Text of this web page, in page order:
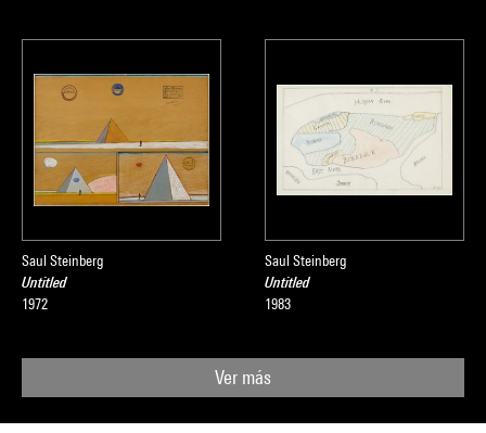
Saul Steinberg
Untitled
1972
Saul Steinberg
Untitled
1983
Ver más